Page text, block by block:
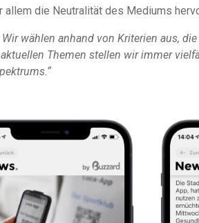
allem die Neutralität des Mediums
wählen anhand von Kriterien aus,
Themen stellen wir immer